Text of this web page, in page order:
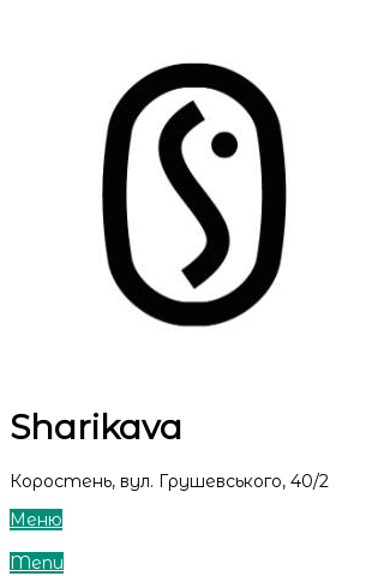
Sharikava
Коростень, вул. Грушевського, 40/2
Меню
Menu